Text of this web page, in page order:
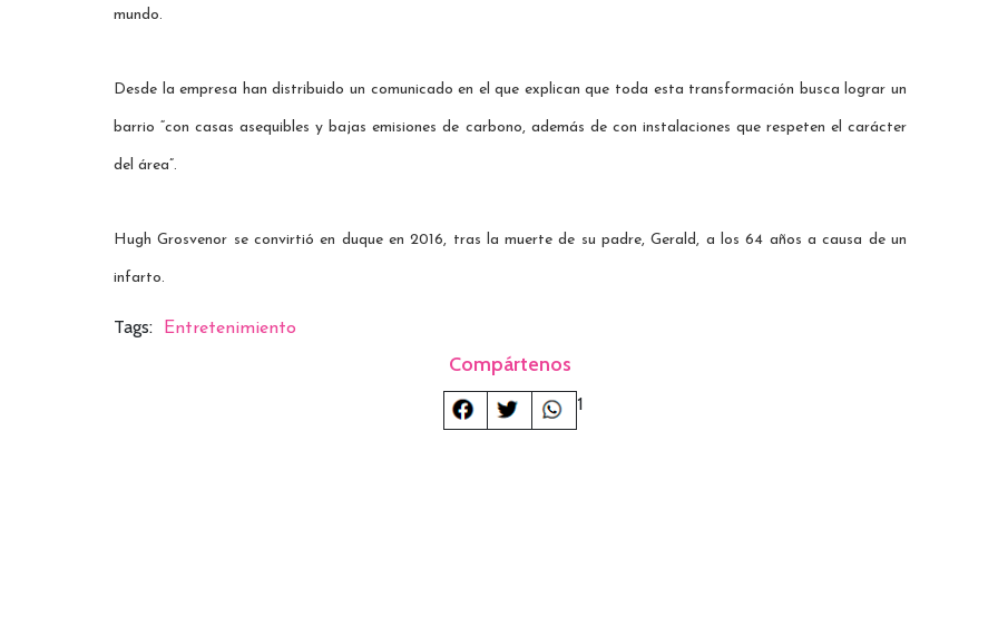
mundo.
Desde la empresa han distribuido un comunicado en el que explican que toda esta transformación busca lograr un
barrio “con casas asequibles y bajas emisiones de carbono, además de con instalaciones que respeten el carácter
del área”.
Hugh Grosvenor se convirtió en duque en 2016, tras la muerte de su padre, Gerald, a los 64 años a causa de un
infarto.
Tags: Entretenimiento
Compártenos
1